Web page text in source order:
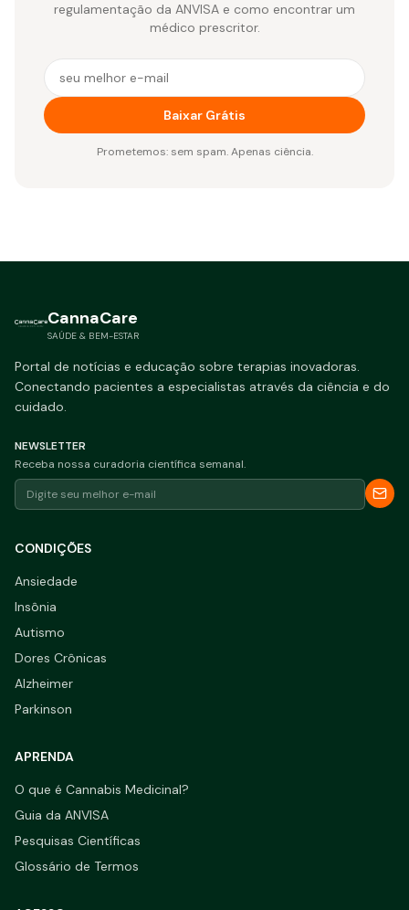
regulamentação da ANVISA e como encontrar um
médico prescritor.
E-mail para receber o e-book gratuito
Baixar Grátis
Prometemos: sem spam. Apenas ciência.
CannaCare
SAÚDE & BEM-ESTAR
Portal de notícias e educação sobre terapias inovadoras.
Conectando pacientes a especialistas através da ciência e do
cuidado.
NEWSLETTER
Receba nossa curadoria científica semanal.
CONDIÇÕES
Ansiedade
Insônia
Autismo
Dores Crônicas
Alzheimer
Parkinson
APRENDA
O que é Cannabis Medicinal?
Guia da ANVISA
Pesquisas Científicas
Glossário de Termos